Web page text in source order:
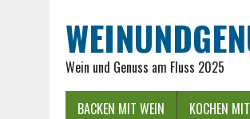
Wein und Genuss am Fluss 2025
BACKEN MIT WEIN KOCHEN